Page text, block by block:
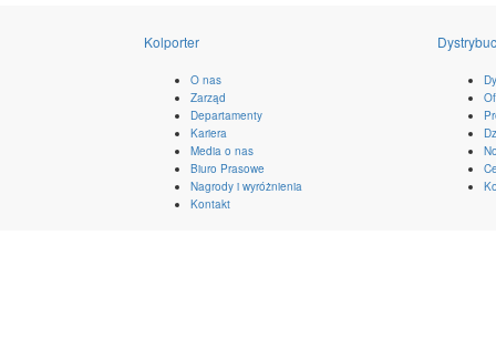
Kolporter
O nas
Zarząd
Departamenty
Kariera
Media o nas
Biuro Prasowe
Nagrody i wyróżnienia
Kontakt